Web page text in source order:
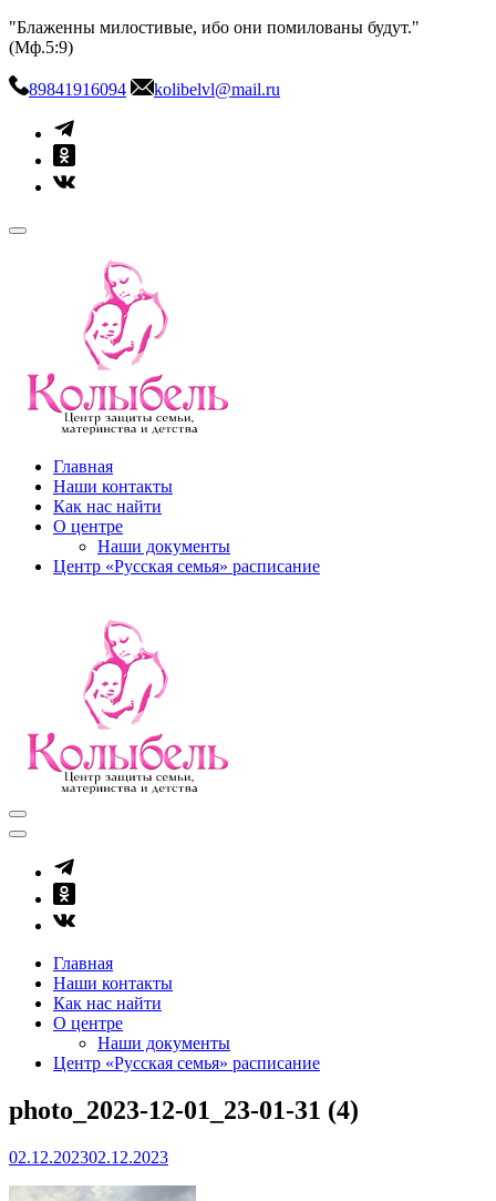
Skip
to
"Блаженны милостивые, ибо они помилованы будут."
(Мф.5:9)
89841916094 kolibelvl@mail.ru
kolibel-vl.ru
Центр защиты семьи, материнства и детства
Главная
Наши контакты
Как нас найти
О центре
Наши документы
Центр «Русская семья» расписание
Главная
Наши контакты
Как нас найти
О центре
Наши документы
Центр «Русская семья» расписание
photo_2023-12-01_23-01-31 (4)
02.12.202302.12.2023